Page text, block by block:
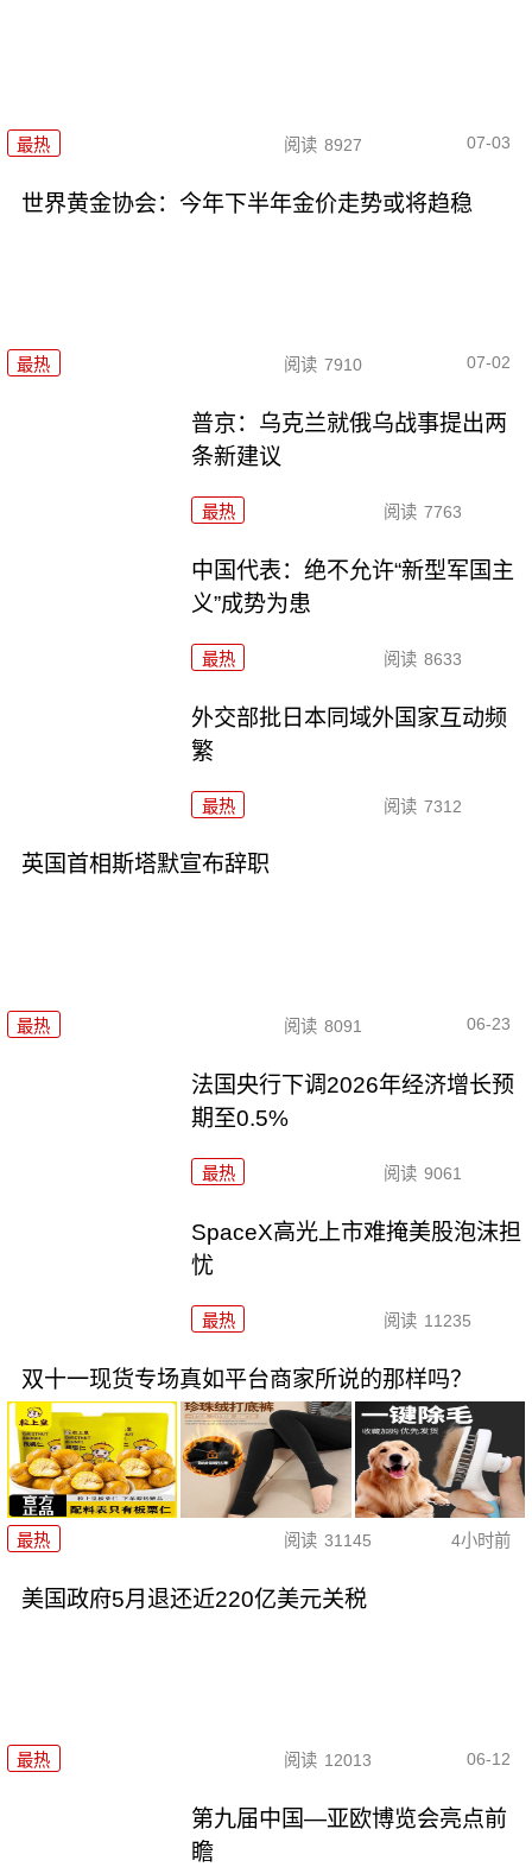
最热 阅读 8927 07-03
世界黄金协会：今年下半年金价走势或将趋稳
最热 阅读 7910 07-02
普京：乌克兰就俄乌战事提出两
条新建议
最热 阅读 7763
中国代表：绝不允许“新型军国主
义”成势为患
最热 阅读 8633
外交部批日本同域外国家互动频
繁
最热 阅读 7312
英国首相斯塔默宣布辞职
最热 阅读 8091 06-23
法国央行下调2026年经济增长预
期至0.5%
最热 阅读 9061
SpaceX高光上市难掩美股泡沫担
忧
最热 阅读 11235
双十一现货专场真如平台商家所说的那样吗？
最热 阅读 31145 4小时前
美国政府5月退还近220亿美元关税
最热 阅读 12013 06-12
第九届中国—亚欧博览会亮点前
瞻